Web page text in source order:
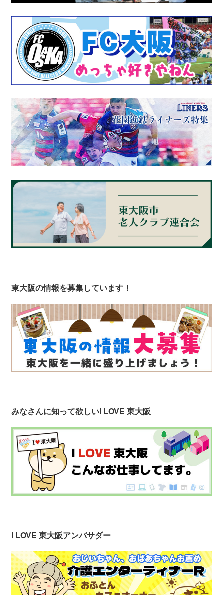
東大阪の情報を募集しています！
みなさんに知って欲しいI LOVE 東大阪
I LOVE 東大阪アンバサダー